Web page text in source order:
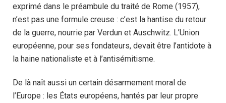
exprimé dans le préambule du traité de Rome (1957),
n’est pas une formule creuse : c’est la hantise du retour
de la guerre, nourrie par Verdun et Auschwitz. L’Union
européenne, pour ses fondateurs, devait être l’antidote à
la haine nationaliste et à l’antisémitisme.
De là naît aussi un certain désarmement moral de
l’Europe : les États européens, hantés par leur propre